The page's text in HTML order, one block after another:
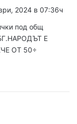
2024 в 07:36ч
под общ
Е
ОТ 50÷